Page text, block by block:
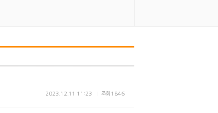
조회 1846
2023.12.11 11:23